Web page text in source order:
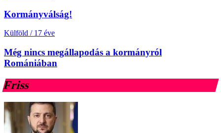
Kormányválság!
Külföld / 17 éve
Még nincs megállapodás a kormányról
Romániában
Friss